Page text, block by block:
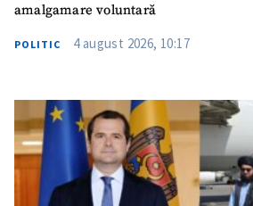
amalgamare voluntară
POLITIC 4 august 2026, 10:17